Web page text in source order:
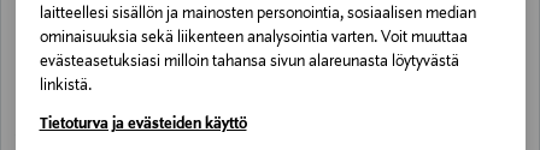
laitteellesi sisällön ja mainosten personointia, sosiaalisen median
ominaisuuksia sekä liikenteen analysointia varten. Voit muuttaa
evästeasetuksiasi milloin tahansa sivun alareunasta löytyvästä
linkistä.
Tietoturva ja evästeiden käyttö
ALE –41%
MSCH COPENHAGEN
Discounted Price
41,40 € Original Price
69,95 €
ETUKUPONKITUOTE